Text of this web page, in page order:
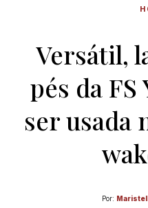
Versátil,
pés da FS
ser usada
Por: